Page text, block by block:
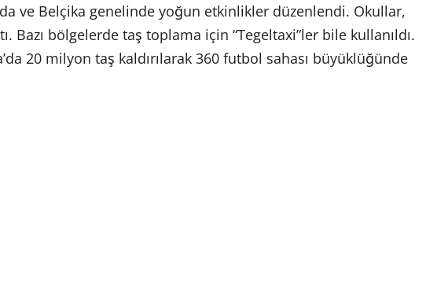
ve Belçika genelinde yoğun etkinlikler düzenlendi. Okullar,
Bazı bölgelerde taş toplama için “Tegeltaxi”ler bile kullanıldı.
20 milyon taş kaldırılarak 360 futbol sahası büyüklüğünde